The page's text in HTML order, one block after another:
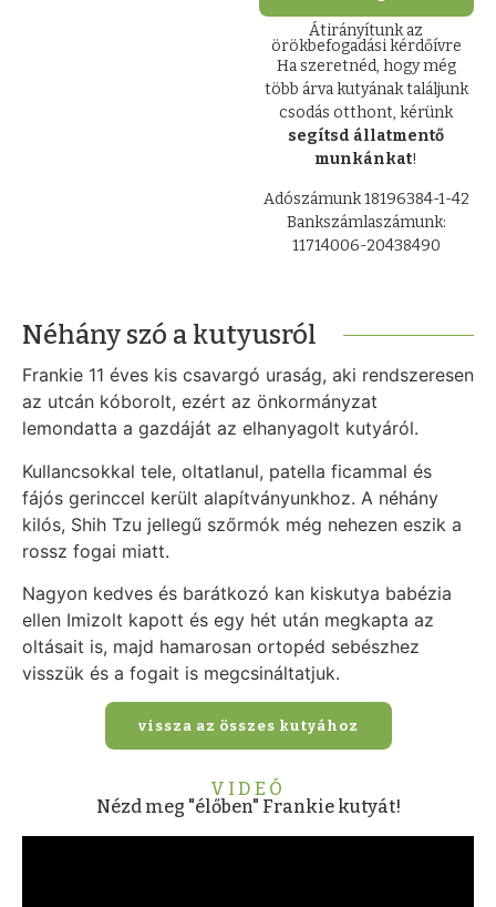
Átirányítunk az
örökbefogadási kérdőívre
Ha szeretnéd, hogy még
több árva kutyának találjunk
csodás otthont, kérünk
segítsd állatmentő
munkánkat!
Adószámunk 18196384-1-42
Bankszámlaszámunk:
11714006-20438490
Néhány szó a kutyusról
Frankie 11 éves kis csavargó uraság, aki rendszeresen
az utcán kóborolt, ezért az önkormányzat
lemondatta a gazdáját az elhanyagolt kutyáról.
Kullancsokkal tele, oltatlanul, patella ficammal és
fájós gerinccel került alapítványunkhoz. A néhány
kilós, Shih Tzu jellegű szőrmók még nehezen eszik a
rossz fogai miatt.
Nagyon kedves és barátkozó kan kiskutya babézia
ellen Imizolt kapott és egy hét után megkapta az
oltásait is, majd hamarosan ortopéd sebészhez
visszük és a fogait is megcsináltatjuk.
vissza az összes kutyához
VIDEÓ
Nézd meg "élőben" Frankie kutyát!